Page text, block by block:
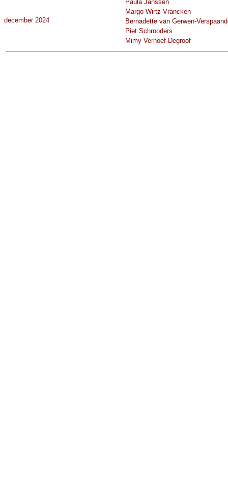
Paula Janssen
Margo Wirtz-Vrancken
december 2024
Bernadette van Gerwen-
Piet Schrooders
Mimy Verhoef-Degroof